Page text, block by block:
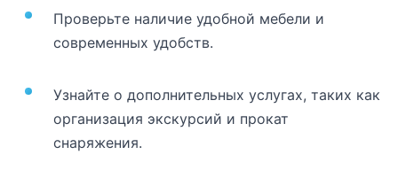
Проверьте наличие удобной мебели и
современных удобств.
Узнайте о дополнительных услугах, таких как
организация экскурсий и прокат
снаряжения.